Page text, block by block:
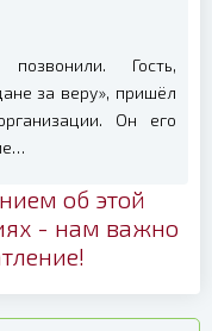
Гость,
за веру», пришёл
Он его
об этой
- нам важно